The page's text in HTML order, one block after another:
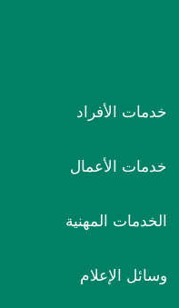
خدمات الأفراد
خدمات الأعمال
الخدمات المهنية
وسائل الإعلام